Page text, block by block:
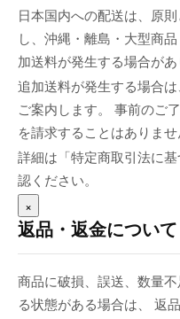
日本国内への配送は、原
し、沖縄・離島・大型商
加送料が発生する場合があ
追加送料が発生する場合
ご案内します。 事前のご
を請求することはありませ
詳細は「特定商取引法に
認ください。
×
返品・返金について
商品に破損、誤送、数量
る状態がある場合は、 返